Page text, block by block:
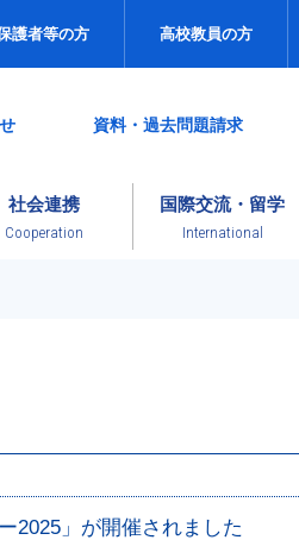
護者等の方 高校教員の方
資料・過去問題請求
社会連携
Cooperation
国際交流・留学
International
2025」が開催されました